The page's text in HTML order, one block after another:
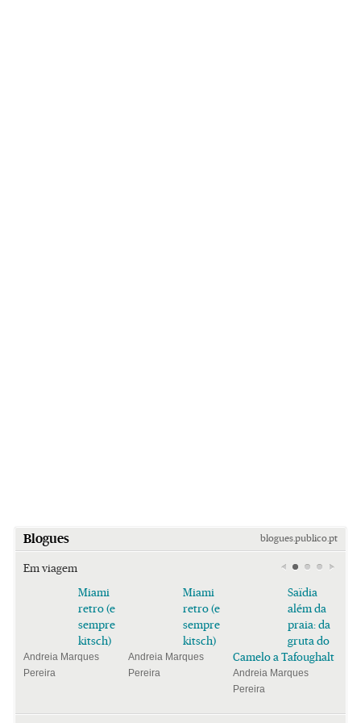
Blogues blogues.publico.pt
Em viagem
Miami
retro (e
sempre
kitsch)
Andreia Marques
Pereira
Miami
retro (e
sempre
kitsch)
Andreia Marques
Pereira
Saïdia
além da
praia: da
gruta do
Camelo a Tafoughalt
Andreia Marques
Pereira